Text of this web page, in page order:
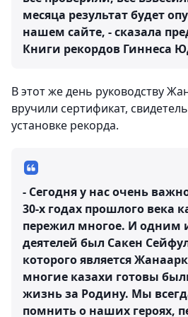
месяца результат будет
нашем сайте, - сказала
Книги рекордов Гиннеса
В этот же день руководству
вручили сертификат,
установке рекорда.
- Сегодня у нас очень
30-х годах прошлого века
пережил многое. И одним
деятелей был Сакен
которого является
многие казахи готовы
жизнь за Родину. Мы
помнить о наших героях,